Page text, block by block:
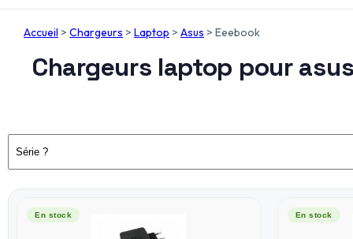
Accueil > Chargeurs > Laptop > Asus > Eeebook
Chargeurs laptop pour
En stock En stock